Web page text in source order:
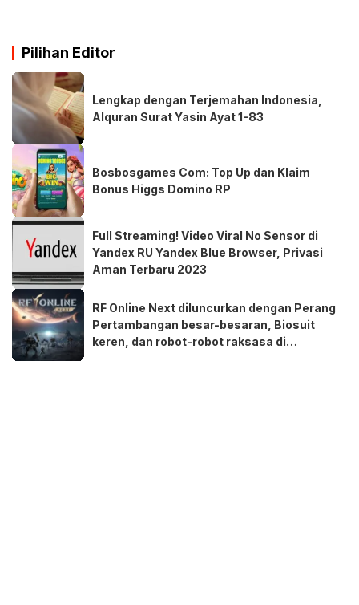
Pilihan Editor
Lengkap dengan Terjemahan Indonesia,
Alquran Surat Yasin Ayat 1-83
Bosbosgames Com: Top Up dan Klaim
Bonus Higgs Domino RP
Full Streaming! Video Viral No Sensor di
Yandex RU Yandex Blue Browser, Privasi
Aman Terbaru 2023
RF Online Next diluncurkan dengan Perang
Pertambangan besar-besaran, Biosuit
keren, dan robot-robot raksasa di